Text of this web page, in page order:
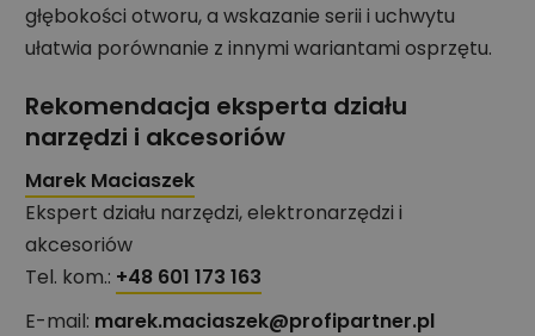
głębokości otworu, a wskazanie serii i uchwytu
ułatwia porównanie z innymi wariantami osprzętu.
Rekomendacja eksperta działu
narzędzi i akcesoriów
Marek Maciaszek
Ekspert działu narzędzi, elektronarzędzi i
akcesoriów
Tel. kom.: +48 601 173 163
E-mail: marek.maciaszek@profipartner.pl